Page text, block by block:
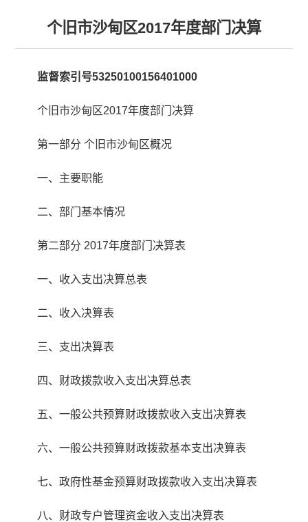
个旧市沙甸区2017年度部门决算
监督索引号53250100156401000
个旧市沙甸区2017年度部门决算
第一部分 个旧市沙甸区概况
一、主要职能
二、部门基本情况
第二部分 2017年度部门决算表
一、收入支出决算总表
二、收入决算表
三、支出决算表
四、财政拨款收入支出决算总表
五、一般公共预算财政拨款收入支出决算表
六、一般公共预算财政拨款基本支出决算表
七、政府性基金预算财政拨款收入支出决算表
八、财政专户管理资金收入支出决算表